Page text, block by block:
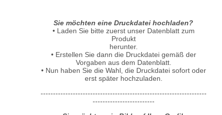
Sie möchten eine Druckdatei hochladen?
• Laden Sie bitte zuerst unser Datenblatt zum
Produkt
herunter.
• Erstellen Sie dann die Druckdatei gemäß der
Vorgaben aus dem Datenblatt.
• Nun haben Sie die Wahl, die Druckdatei sofort oder
erst später hochzuladen.
-------------------------------------------------------------------
-------------------------